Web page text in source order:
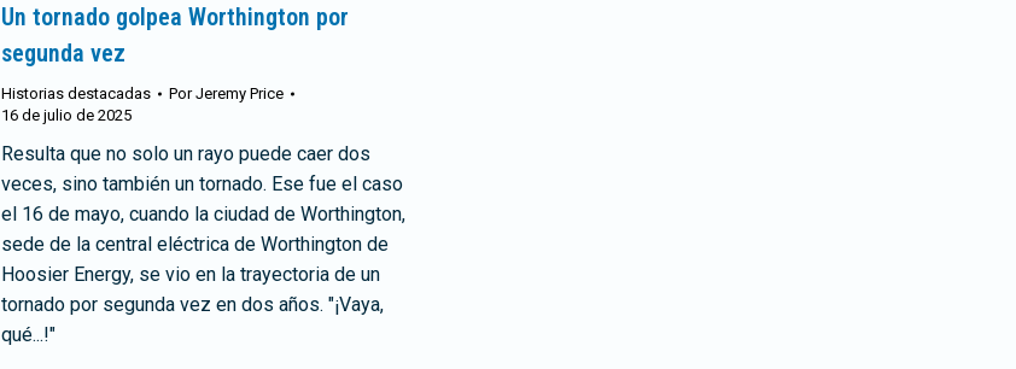
Un tornado golpea Worthington por
segunda vez
Historias destacadas PorJeremy Price
16 de julio de 2025
Resulta que no solo un rayo puede caer dos
veces, sino también un tornado. Ese fue el caso
el 16 de mayo, cuando la ciudad de Worthington,
sede de la central eléctrica de Worthington de
Hoosier Energy, se vio en la trayectoria de un
tornado por segunda vez en dos años. "¡Vaya,
qué...!"